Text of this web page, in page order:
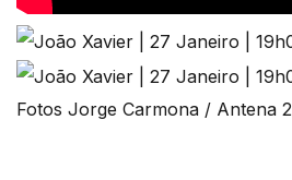
Fotos Jorge Carmona / Antena 2